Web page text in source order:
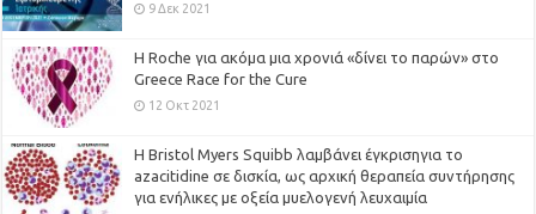
9 Δεκ 2021
H Roche για ακόμα μια χρονιά «δίνει το παρών» στο
Greece Race for the Cure
12 Οκτ 2021
Η Bristol Myers Squibb λαμβάνει έγκρισηγια το
azacitidine σε δισκία, ως αρχική θεραπεία συντήρησης
για ενήλικες με οξεία μυελογενή λευχαιμία